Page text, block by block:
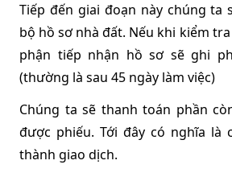
Tiếp đến giai đoạn này chúng ta
bộ hồ sơ nhà đất. Nếu khi kiểm
phận tiếp nhận hồ sơ sẽ ghi
(thường là sau 45 ngày làm việc)
Chúng ta sẽ thanh toán phần
được phiếu. Tới đây có nghĩa là
thành giao dịch.